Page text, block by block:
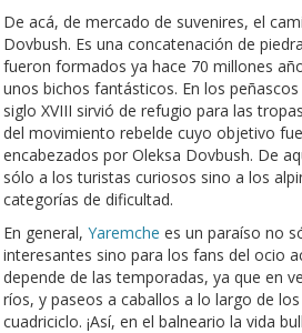
De acá, de mercado de suvenires, el
Dovbush. Es una concatenación de
fueron formados ya hace 70 millones
unos bichos fantásticos. En los
siglo XVIII sirvió de refugio para las
del movimiento rebelde cuyo objetivo
encabezados por Oleksa Dovbush. De
sólo a los turistas curiosos sino a los
categorías de dificultad.
En general, Yaremche es un paraíso no
interesantes sino para los fans del ocio
depende de las temporadas, ya que en
ríos, y paseos a caballos a lo largo de
cuadriciclo. ¡Así, en el balneario la vida